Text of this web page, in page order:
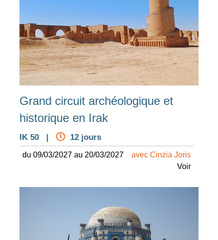
Grand circuit archéologique et
historique en Irak
IK 50 | 12 jours
du 09/03/2027 au 20/03/2027
avec Cinzia Joris
Voir